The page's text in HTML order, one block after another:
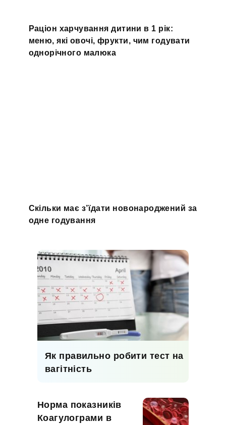
Раціон харчування дитини в 1 рік:
меню, які овочі, фрукти, чим годувати
однорічного малюка
Скільки має з’їдати новонароджений за
одне годування
Як правильно робити тест на
вагітність
Норма показників
Коагулограми в